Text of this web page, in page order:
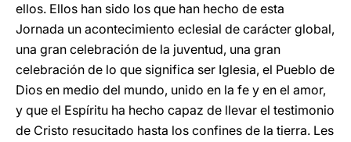
ellos. Ellos han sido los que han hecho de esta
Jornada un acontecimiento eclesial de carácter global,
una gran celebración de la juventud, una gran
celebración de lo que significa ser Iglesia, el Pueblo de
Dios en medio del mundo, unido en la fe y en el amor,
y que el Espíritu ha hecho capaz de llevar el testimonio
de Cristo resucitado hasta los confines de la tierra. Les